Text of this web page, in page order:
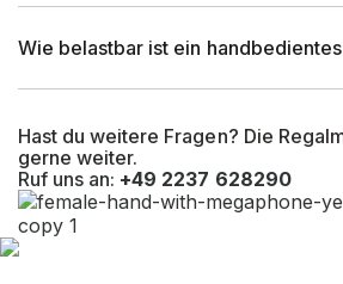
Anlieferart
Befestigungsart
Hast du weitere Fragen? Die
gerne weiter.
Ruf uns an: +49 2237 628290
Wie belastbar ist ein